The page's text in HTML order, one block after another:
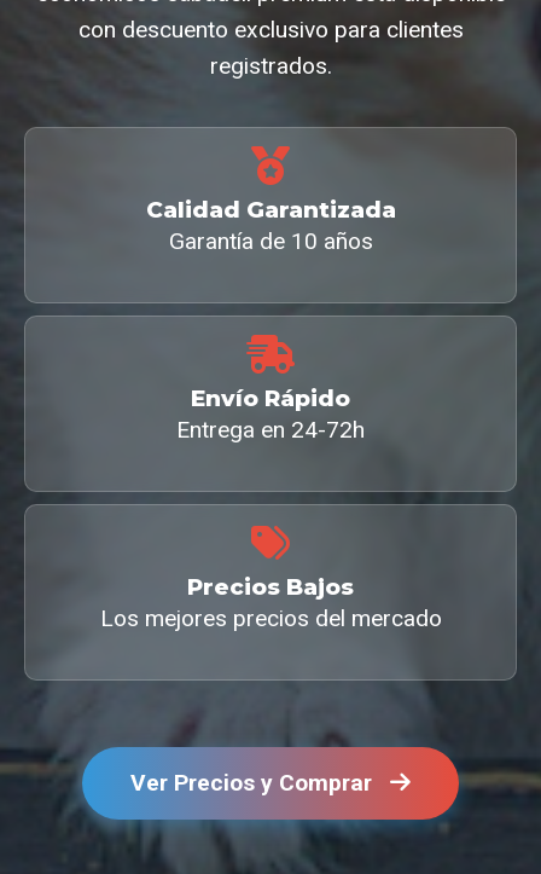
con descuento exclusivo para clientes
registrados.
Calidad Garantizada
Garantía de 10 años
Envío Rápido
Entrega en 24-72h
Precios Bajos
Los mejores precios del mercado
Ver Precios y Comprar